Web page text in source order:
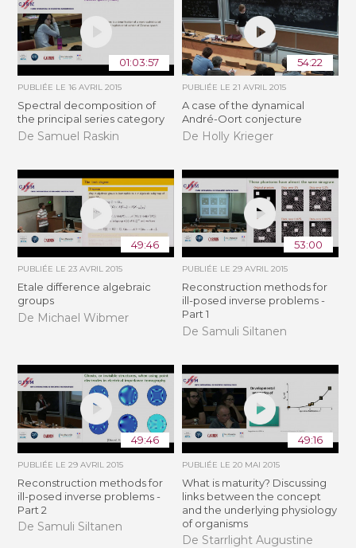
01:03:57
PUBLIÉE LE16 AVRIL 2015
Spectral decomposition of
the principal series category
De Samuel Raskin
54:22
PUBLIÉE LE 21 AVRIL 2015
A case of the dynamical
André-Oort conjecture
De Holly Krieger
49:46
PUBLIÉE LE23 AVRIL 2015
Etale difference algebraic
groups
De Michael Wibmer
53:00
PUBLIÉE LE 29 AVRIL 2015
Reconstruction methods for
ill-posed inverse problems -
Part 1
De Samuli Siltanen
49:46
PUBLIÉE LE29 AVRIL 2015
Reconstruction methods for
ill-posed inverse problems -
Part 2
De Samuli Siltanen
49:16
PUBLIÉE LE 20 MAI 2015
What is maturity? Discussing
links between the concept
and the underlying physiology
of organisms
De Starrlight Augustine